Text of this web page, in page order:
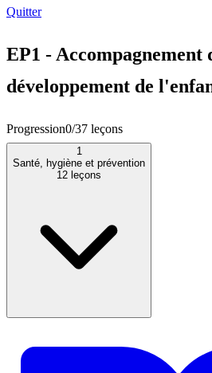
Quitter
EP1 - Accompagnement
développement de
Progression0/37 leçons
1
Santé, hygiène et prévention
12 leçons